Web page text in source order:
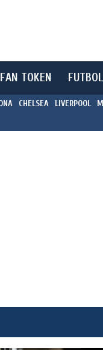
FAN TOKEN
CHELSEA LIVERPOOL